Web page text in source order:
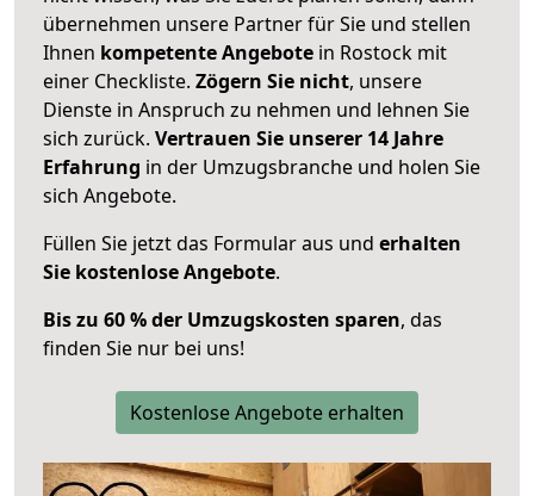
übernehmen unsere Partner für Sie und stellen
Ihnen kompetente Angebote in Rostock mit
einer Checkliste. Zögern Sie nicht, unsere
Dienste in Anspruch zu nehmen und lehnen Sie
sich zurück. Vertrauen Sie unserer 14 Jahre
Erfahrung in der Umzugsbranche und holen Sie
sich Angebote.
Füllen Sie jetzt das Formular aus und erhalten
Sie kostenlose Angebote.
Bis zu 60 % der Umzugskosten sparen, das
finden Sie nur bei uns!
Kostenlose Angebote erhalten